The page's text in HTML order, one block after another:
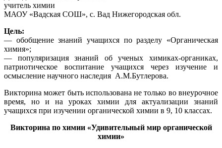
учитель химии
МАОУ «Вадская СОШ», с. Вад Нижегородская обл.
Цель:
— обобщение знаний учащихся по разделу «Органическая
химия»;
— популяризация знаний об ученых химиках-органиках,
патриотическое воспитание учащихся через изучение и
осмысление научного наследия А.М.Бутлерова.
Викторина может быть использована не только во внеурочное
время, но и на уроках химии для актуализации знаний
учащихся при изучении органической химии в 9, 10 классах.
Викторина по химии «Удивительный мир органической
химии»